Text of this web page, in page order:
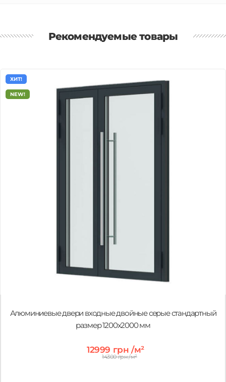
Рекомендуемые товары
ХИТ!
NEW!
Алюминиевые двери входные двойные серые стандартный
размер 1200х2000 мм
12999 грн /м²
14300 грн /м²